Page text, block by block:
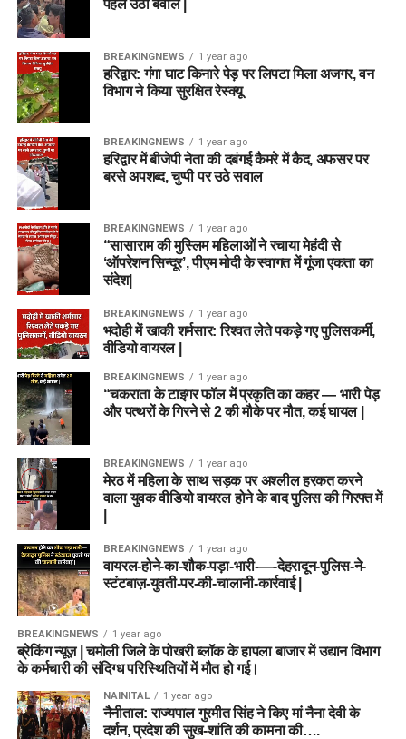
पहले उठा बवाल |
BREAKINGNEWS 1 year ago
हरिद्वार: गंगा घाट किनारे पेड़ पर लिपटा मिला अजगर, वन
विभाग ने किया सुरक्षित रेस्क्यू
BREAKINGNEWS 1 year ago
हरिद्वार में बीजेपी नेता की दबंगई कैमरे में कैद, अफसर पर
बरसे अपशब्द, चुप्पी पर उठे सवाल
BREAKINGNEWS 1 year ago
“सासाराम की मुस्लिम महिलाओं ने रचाया मेहंदी से
‘ऑपरेशन सिन्दूर’, पीएम मोदी के स्वागत में गूंजा एकता का
संदेश|
BREAKINGNEWS 1 year ago
भदोही में खाकी शर्मसार: रिश्वत लेते पकड़े गए पुलिसकर्मी,
वीडियो वायरल |
BREAKINGNEWS 1 year ago
“चकराता के टाइगर फॉल में प्रकृति का कहर — भारी पेड़
और पत्थरों के गिरने से 2 की मौके पर मौत, कई घायल |
BREAKINGNEWS 1 year ago
मेरठ में महिला के साथ सड़क पर अश्लील हरकत करने
वाला युवक वीडियो वायरल होने के बाद पुलिस की गिरफ्त में
BREAKINGNEWS 1 year ago
वायरल-होने-का-शौक-पड़ा-भारी-—-देहरादून-पुलिस-ने-
स्टंटबाज़-युवती-पर-की-चालानी-कार्रवाई |
BREAKINGNEWS 1 year ago
ब्रेकिंग न्यूज़ | चमोली जिले के पोखरी ब्लॉक के हापला बाजार में उद्यान विभाग
के कर्मचारी की संदिग्ध परिस्थितियों में मौत हो गई।
NAINITAL 1 year ago
नैनीताल: राज्यपाल गुरमीत सिंह ने किए मां नैना देवी के
दर्शन, प्रदेश की सुख-शांति की कामना की….